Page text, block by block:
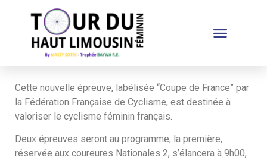
Cette nouvelle épreuve, labélisée “Coupe de France” par
la Fédération Française de Cyclisme, est destinée à
valoriser le cyclisme féminin français.
Deux épreuves seront au programme, la première,
réservée aux coureures Nationales 2, s’élancera à 9h00,